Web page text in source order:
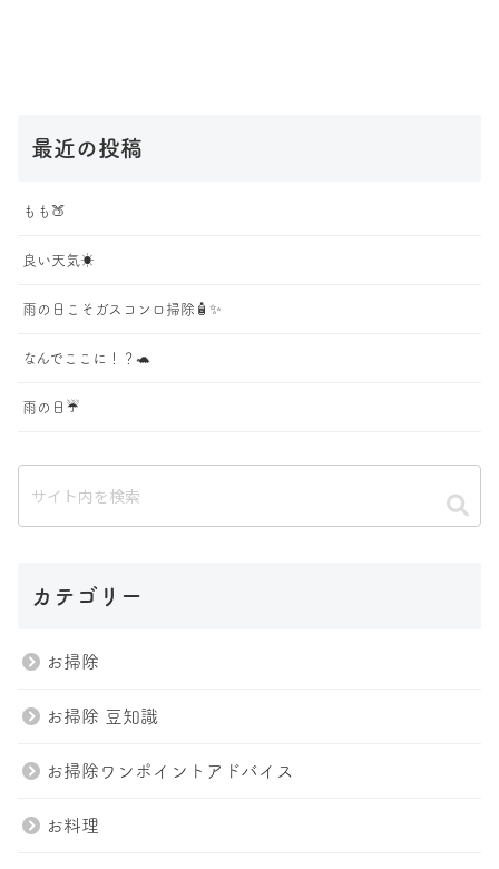
最近の投稿
もも🍑
良い天気☀️
雨の日こそガスコンロ掃除🧴✨
なんでここに！？🐢
雨の日☔️
カテゴリー
お掃除
お掃除 豆知識
お掃除ワンポイントアドバイス
お料理